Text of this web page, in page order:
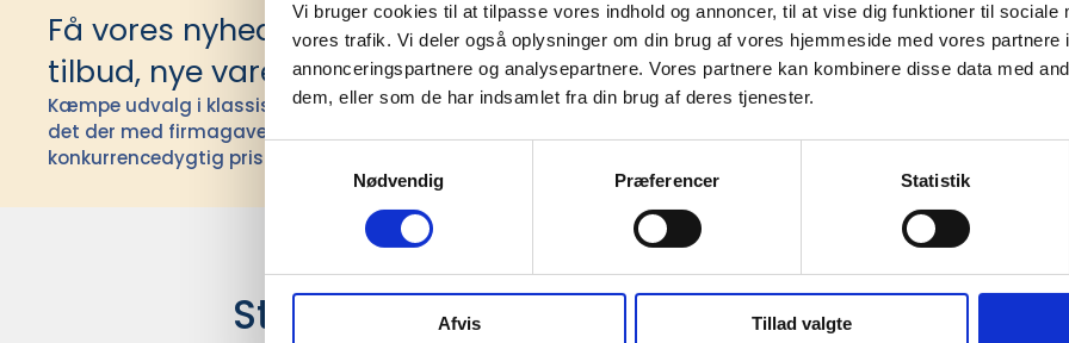
Vi bruger cookies til at tilpasse vores indhold og annoncer, til at vise dig funktioner til sociale
vores trafik. Vi deler også oplysninger om din brug af vores hjemmeside med vores partnere
annonceringspartnere og analysepartnere. Vores partnere kan kombinere disse data med
dem, eller som de har indsamlet fra din brug af deres tjenester.
Nødvendig
Præferencer Statistik
Afvis Tillad valgte
Få vores nyhedsbrev med information om
tilbud, nye varer og andet godt
Kæmpe udvalg i klassiske og nyskabende gaveidéer til din virksomhed. Vi kan
det der med firmagaver, og har ydet god personlig service til en
konkurrencedygtig pris siden 1991.
Stærke leverandører
Det